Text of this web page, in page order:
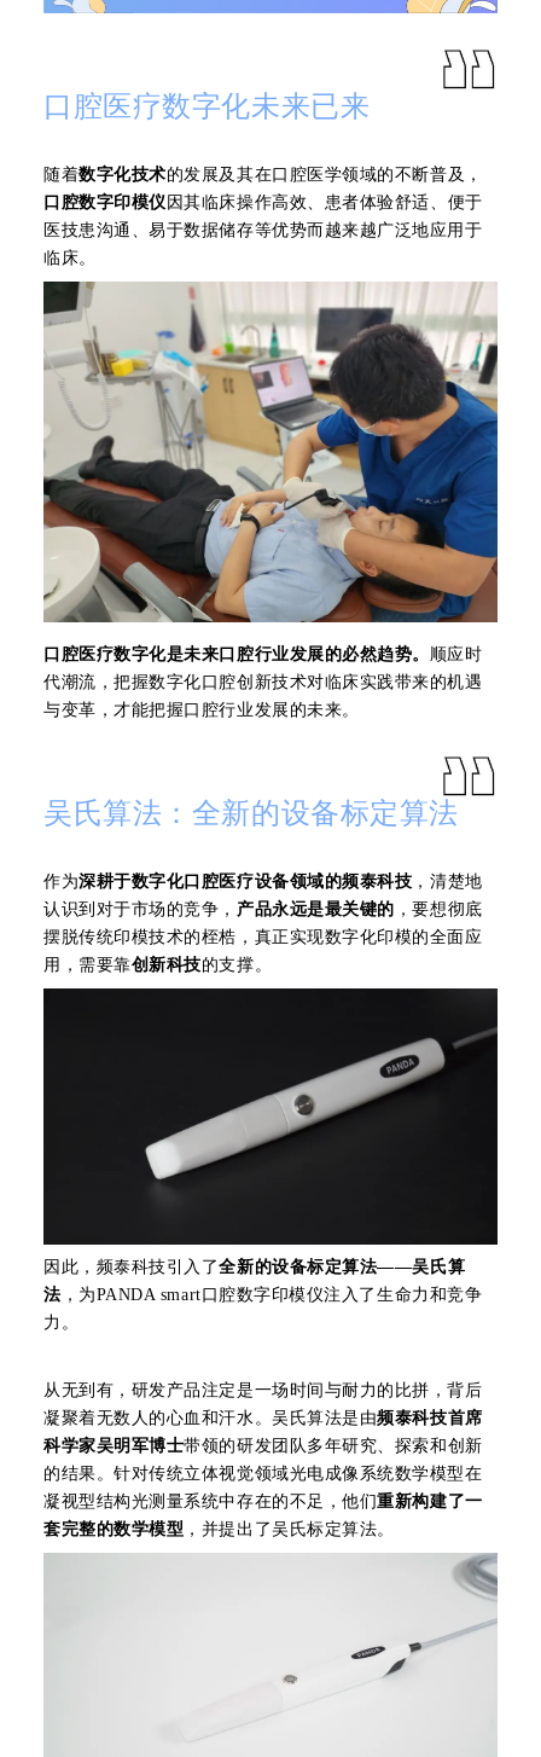
口腔医疗数字化未来已来
随着数字化技术的发展及其在口腔医学领域的不断普及，
口腔数字印模仪 因其临床操作高效、患者体验舒适、便于
医技患沟通、易于数据储存等优势而越来越广泛地应用于
临床。
口腔医疗数字化是未来口腔行业发展的必然趋势。 顺应时
代潮流，把握数字化口腔创新技术对临床实践带来的机遇
与变革，才能把握口腔行业发展的未来。
吴氏算法：全新的设备标定算法
作为深耕于数字化口腔医疗设备领域的频泰科技 ，清楚地
认识到对于市场的竞争， 产品永远是最关键的 ，要想彻底
摆脱传统印模技术的桎梏，真正实现数字化印模的全面应
用，需要靠创新科技的支撑。
因此，频泰科技引入了全新的设备标定算法——吴氏算
法 ，为PANDA smart口腔数字印模仪注入了生命力和竞争
力。
从无到有，研发产品注定是一场时间与耐力的比拼，背后
凝聚着无数人的心血和汗水。吴氏算法是由频泰科技首席
科学家吴明军博士带领的研发团队多年研究、探索和创新
的结果。针对传统立体视觉领域光电成像系统数学模型在
凝视型结构光测量系统中存在的不足，他们重新构建了一
套完整的数学模型 ，并提出了吴氏标定算法。